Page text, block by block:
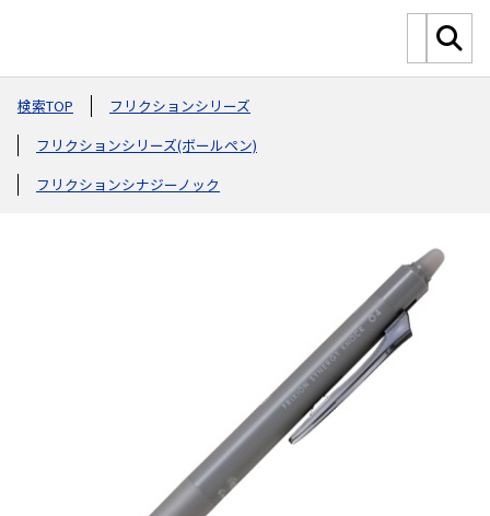
検索TOP
フリクションシリーズ
フリクションシリーズ(ボールペン)
フリクションシナジーノック